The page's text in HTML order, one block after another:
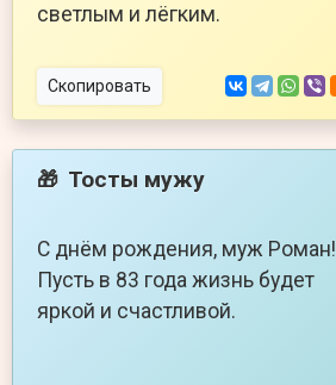
светлым и лёгким.
Скопировать
🎁 Тосты мужу
С днём рождения, муж Роман!
Пусть в 83 года жизнь будет
яркой и счастливой.